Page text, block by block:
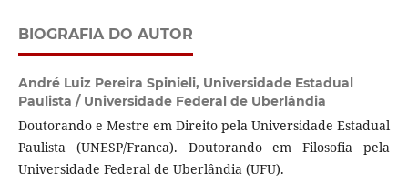
BIOGRAFIA DO AUTOR
André Luiz Pereira Spinieli, Universidade Estadual
Paulista / Universidade Federal de Uberlândia
Doutorando e Mestre em Direito pela Universidade Estadual
Paulista (UNESP/Franca). Doutorando em Filosofia pela
Universidade Federal de Uberlândia (UFU).